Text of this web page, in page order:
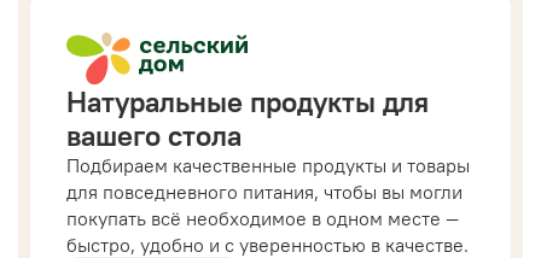
Натуральные продукты для
вашего стола
Подбираем качественные продукты и товары
для повседневного питания, чтобы вы могли
покупать всё необходимое в одном месте —
быстро, удобно и с уверенностью в качестве.